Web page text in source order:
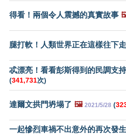
得看！兩個令人震撼的真實故事
腿打軟！人類世界正在這樣往下走
忒漂亮！看看彭斯得到的民調支
(341,731次)
達爾文拱門坍塌了 🖼️ 2021/5/28 (
一起慘烈車禍不出意外的再次發